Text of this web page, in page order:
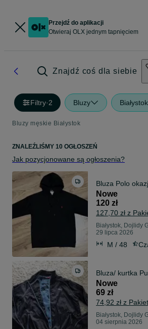
Przejdź do aplikacji
Otwieraj OLX jednym tapnięciem
Znajdź coś dla siebie
Filtry·2 Bluzy
Bluzy męskie Białystok
ZNALEŹLIŚMY 10 OGŁOSZEŃ
Jak pozycjonowane są ogłoszenia?
Bluza Polo
Nowe
120 zł
127,70 zł z
Białystok, Dojlidy
29 lipca 2026
M / 48
Bluza/ kurtka
Nowe
69 zł
74,92 zł z
Białystok, Dojlidy
04 sierpnia 2026